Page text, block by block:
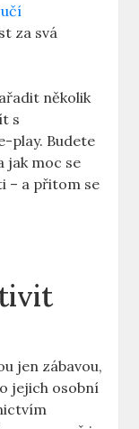
za svá
několik
s
play. Budete
jak moc se
– a přitom se
jen zábavou,
jejich osobní